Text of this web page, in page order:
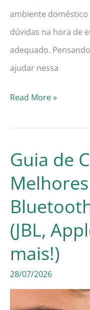
ambiente doméstico
dúvidas na hora de
adequado.
ajudar nessa
Guia
Os
7
Melhores
Projetores
4K
em
2026!
(Samsung,
Read More »
Guia de
(JBL,
mais!)
28/07/2026